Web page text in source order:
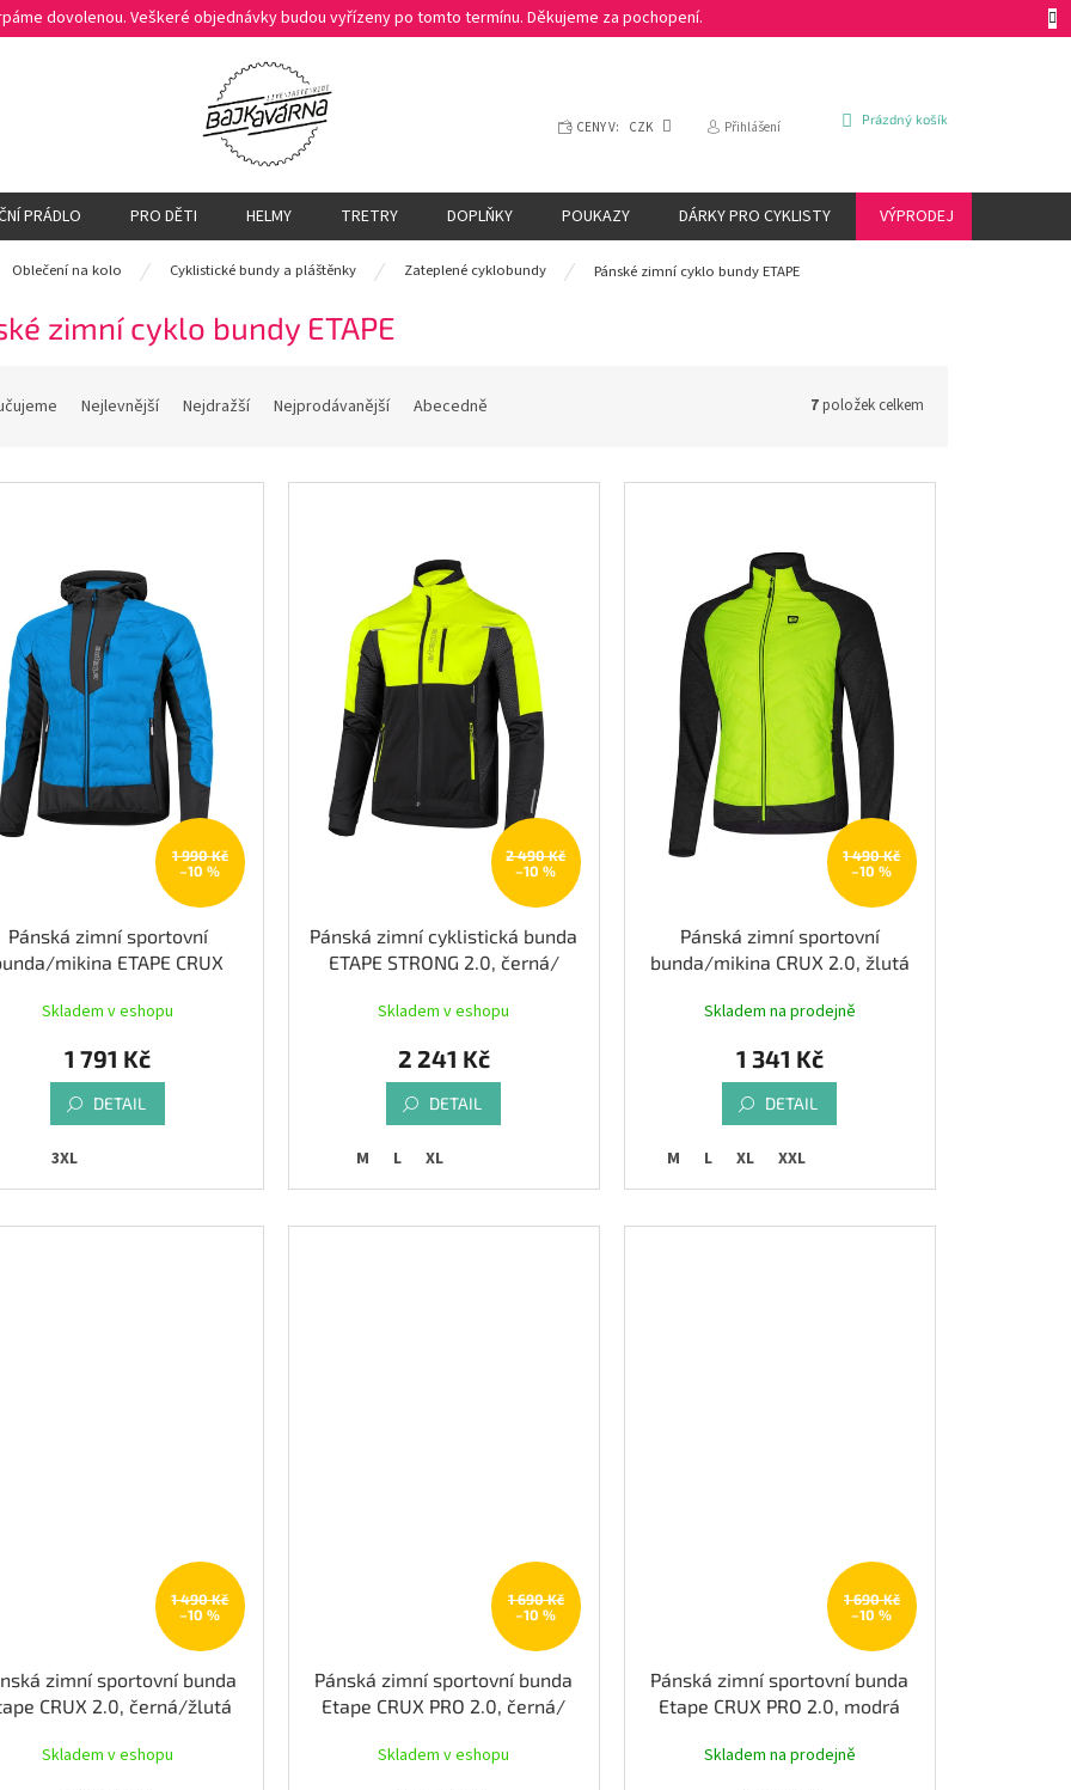
dovolenou. Veškeré objednávky budou vyřízeny po tomto termínu. Děkujeme za pochopení.
CENY V: CZK Přihlášení
NÁKUPNÍ
Prázdný košík
PRÁDLO PRO DĚTI HELMY TRETRY DOPLŇKY POUKAZY DÁRKY PRO CYKLISTY VÝPRODEJ
Oblečení na kolo Cyklistické bundy a pláštěnky Zateplené cyklobundy Pánské zimní cyklo bundy ETAPE
zimní cyklo bundy ETAPE
Nejlevnější Nejdražší Nejprodávanější Abecedně 7položek celkem
1 990 Kč
–10 %
Pánská zimní sportovní
mikina ETAPE CRUX
Skladem v eshopu
1 791 Kč
DETAIL
3XL
2 490 Kč
–10 %
Pánská zimní cyklistická bunda
ETAPE STRONG 2.0, černá/
Skladem v eshopu
2 241 Kč
DETAIL
M L XL
1 490 Kč
–10 %
Pánská zimní sportovní
bunda/mikina CRUX 2.0, žlutá
Skladem na prodejně
1 341 Kč
DETAIL
M L XL XXL
1 490 Kč
–10 %
zimní sportovní bunda
CRUX 2.0, černá/žlutá
Skladem v eshopu
1 690 Kč
–10 %
Pánská zimní sportovní bunda
Etape CRUX PRO 2.0, černá/
Skladem v eshopu
1 690 Kč
–10 %
Pánská zimní sportovní bunda
Etape CRUX PRO 2.0, modrá
Skladem na prodejně